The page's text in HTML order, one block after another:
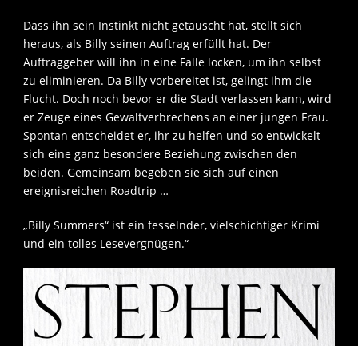
Dass ihn sein Instinkt nicht getäuscht hat, stellt sich
heraus, als Billy seinen Auftrag erfüllt hat. Der
Auftraggeber will ihn in eine Falle locken, um ihn selbst
zu eliminieren. Da Billy vorbereitet ist, gelingt ihm die
Flucht. Doch noch bevor er die Stadt verlassen kann, wird
er Zeuge eines Gewaltverbrechens an einer jungen Frau.
Spontan entscheidet er, ihr zu helfen und so entwickelt
sich eine ganz besondere Beziehung zwischen den
beiden. Gemeinsam begeben sie sich auf einen
ereignisreichen Roadtrip …
„Billy Summers“ ist ein fesselnder, vielschichtiger Krimi
und ein tolles Lesevergnügen.“